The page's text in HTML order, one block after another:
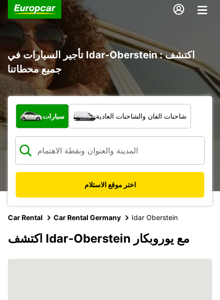
تأجير السيارات في Idar-Oberstein : اكتشف
جميع محطاتنا
ما نوع المركبة؟
سيارات شاحنات الفان والشاحنات العادية
اختر موقع الاستلام
Car Rental Car Rental Germany Idar Oberstein
اكتشف Idar-Oberstein مع يوروبكار